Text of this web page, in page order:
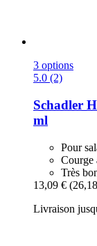
3 options
5.0 (2)
Schadler
ml
Pour
Courge
Très
13,09 €
Livraison